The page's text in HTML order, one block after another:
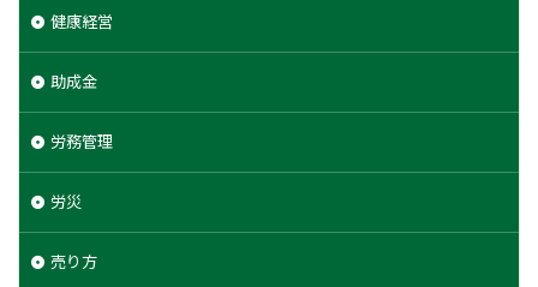
健康経営
助成金
労務管理
労災
売り方